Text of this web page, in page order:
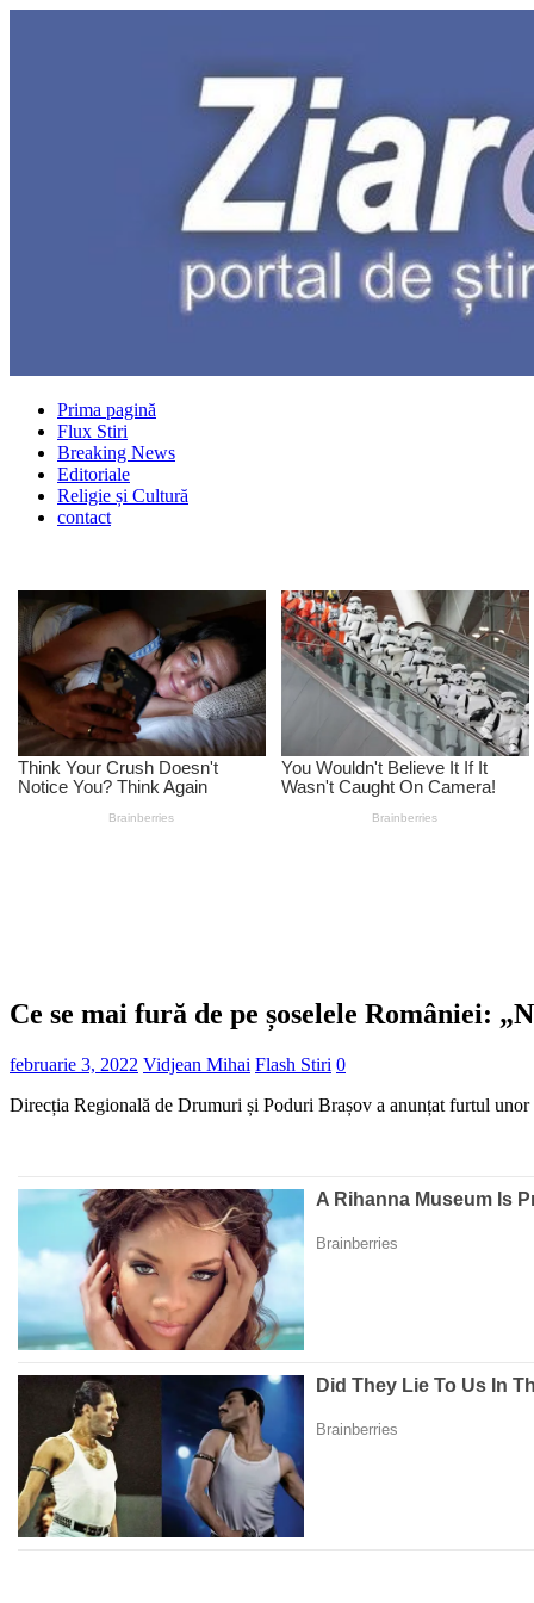
Prima pagină
Flux Stiri
Breaking News
Editoriale
Religie și Cultură
contact
Ce se mai fură de pe șoselele României:
februarie 3, 2022 Vidjean Mihai Flash Stiri 0
Direcția Regională de Drumuri și Poduri Brașov a anunțat furtul unor